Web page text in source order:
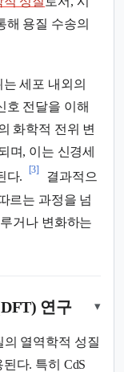
해 용질 수송의
세포 내외의
호 전달을 이해
화학적 전위 변
며, 이는 신경세
다.
[3]
결과적으
르는 과정을 넘
거나 변화하는
연구 ▾
열역학적 성질
다. 특히 CdS